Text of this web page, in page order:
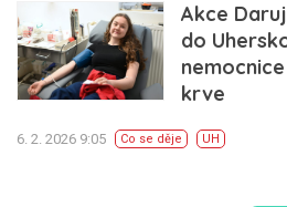
Akce
do
krve
6. 2. 2026 9:05 Co se děje UH